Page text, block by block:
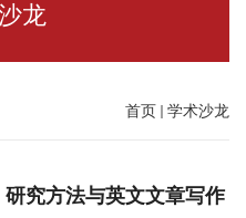
龙
首页 学术沙龙
究方法与英文文章写作